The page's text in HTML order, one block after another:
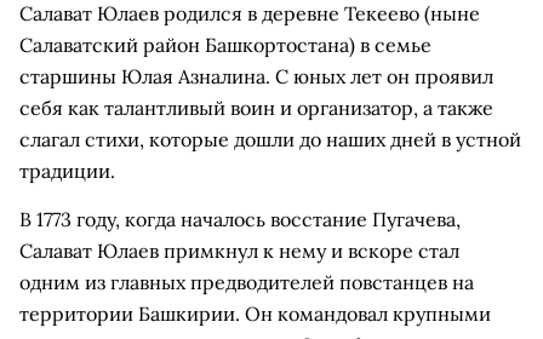
Салават Юлаев родился в деревне Текеево (ныне
Салаватский район Башкортостана) в семье
старшины Юлая Азналина. С юных лет он проявил
себя как талантливый воин и организатор, а также
слагал стихи, которые дошли до наших дней в устной
традиции.
В 1773 году, когда началось восстание Пугачева,
Салават Юлаев примкнул к нему и вскоре стал
одним из главных предводителей повстанцев на
территории Башкирии. Он командовал крупными